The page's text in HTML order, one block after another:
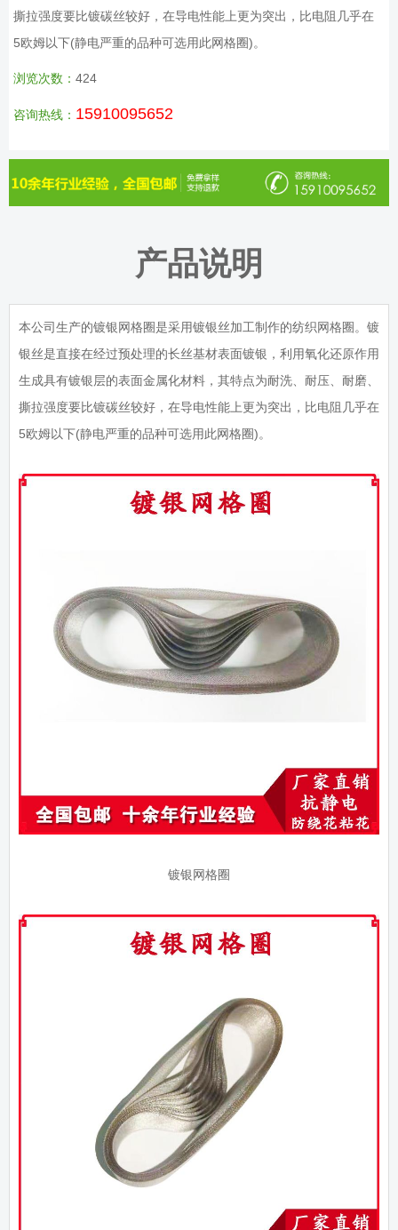
撕拉强度要比镀碳丝较好，在导电性能上更为突出，比电阻几乎在
5欧姆以下(静电严重的品种可选用此网格圈)。
浏览次数： 424
咨询热线： 15910095652
产品说明
本公司生产的镀银网格圈是采用镀银丝加工制作的纺织网格圈。镀
银丝是直接在经过预处理的长丝基材表面镀银，利用氧化还原作用
生成具有镀银层的表面金属化材料，其特点为耐洗、耐压、耐磨、
撕拉强度要比镀碳丝较好，在导电性能上更为突出，比电阻几乎在
5欧姆以下(静电严重的品种可选用此网格圈)。
镀银网格圈